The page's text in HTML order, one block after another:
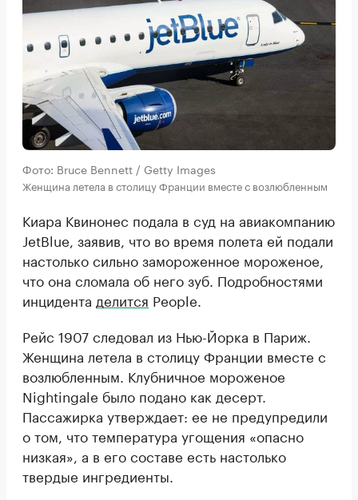
Фото: Bruce Bennett / Getty Images
Женщина летела в столицу Франции вместе с возлюбленным
Киара Квинонес подала в суд на авиакомпанию
JetBlue, заявив, что во время полета ей подали
настолько сильно замороженное мороженое,
что она сломала об него зуб. Подробностями
инцидента делится People.
Рейс 1907 следовал из Нью-Йорка в Париж.
Женщина летела в столицу Франции вместе с
возлюбленным. Клубничное мороженое
Nightingale было подано как десерт.
Пассажирка утверждает: ее не предупредили
о том, что температура угощения «опасно
низкая», а в его составе есть настолько
твердые ингредиенты.